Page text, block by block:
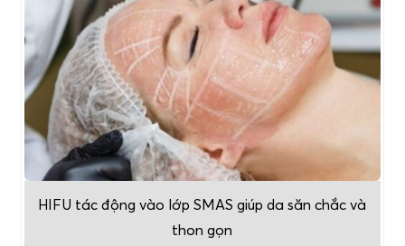
HIFU tác động vào lớp SMAS giúp da săn chắc và
thon gọn